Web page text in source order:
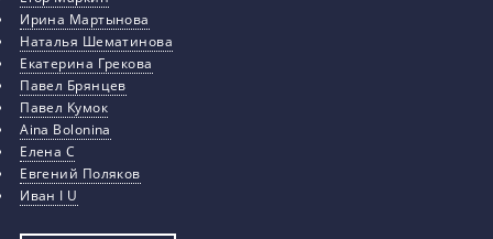
Ирина Мартынова
Наталья Шематинова
Екатерина Грекова
Павел Брянцев
Павел Кумок
Aina Bolonina
Елена С
Евгений Поляков
Иван I U